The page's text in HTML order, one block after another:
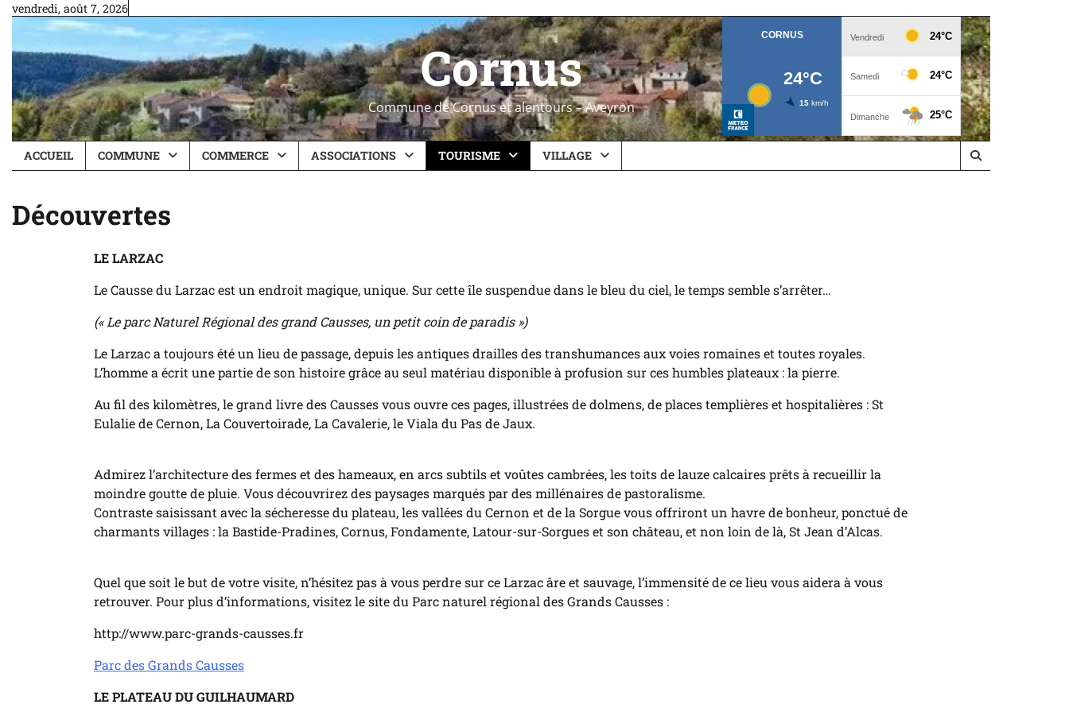
Skip
content
vendredi, août 7, 2026
Cornus
Commune de Cornus et alentours – Aveyron
ACCUEIL COMMUNE COMMERCE ASSOCIATIONS TOURISME VILLAGE
Découvertes
LE LARZAC
Le Causse du Larzac est un endroit magique, unique. Sur cette île suspendue dans le bleu du ciel, le temps semble s’arrêter…
(« Le parc Naturel Régional des grand Causses, un petit coin de paradis »)
Le Larzac a toujours été un lieu de passage, depuis les antiques drailles des transhumances aux voies romaines et toutes royales.
L’homme a écrit une partie de son histoire grâce au seul matériau disponible à profusion sur ces humbles plateaux : la pierre.
Au fil des kilomètres, le grand livre des Causses vous ouvre ces pages, illustrées de dolmens, de places templières et hospitalières : St
Eulalie de Cernon, La Couvertoirade, La Cavalerie, le Viala du Pas de Jaux.
Admirez l’architecture des fermes et des hameaux, en arcs subtils et voûtes cambrées, les toits de lauze calcaires prêts à recueillir la
moindre goutte de pluie. Vous découvrirez des paysages marqués par des millénaires de pastoralisme.
Contraste saisissant avec la sécheresse du plateau, les vallées du Cernon et de la Sorgue vous offriront un havre de bonheur, ponctué de
charmants villages : la Bastide-Pradines, Cornus, Fondamente, Latour-sur-Sorgues et son château, et non loin de là, St Jean d’Alcas.
Quel que soit le but de votre visite, n’hésitez pas à vous perdre sur ce Larzac âre et sauvage, l’immensité de ce lieu vous aidera à vous
retrouver. Pour plus d’informations, visitez le site du Parc naturel régional des Grands Causses :
http://www.parc-grands-causses.fr
Parc des Grands Causses
LE PLATEAU DU GUILHAUMARD